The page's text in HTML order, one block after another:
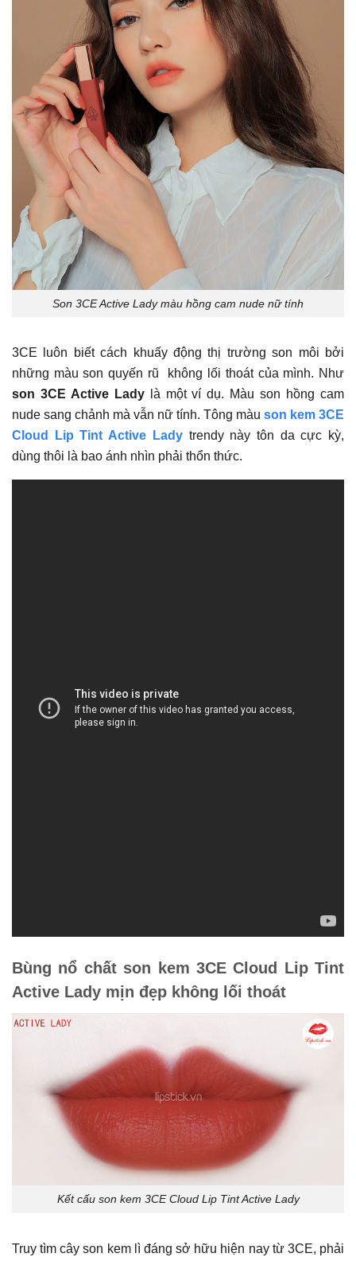
Son 3CE Active Lady màu hồng cam nude nữ tính
3CE luôn biết cách khuấy động thị trường son môi bởi
những màu son quyến rũ không lối thoát của mình. Như
son 3CE Active Lady
là một ví dụ. Màu son hồng cam
nude sang chảnh mà vẫn nữ tính. Tông màu son kem 3CE
Cloud Lip Tint Active Ladytrendy này tôn da cực kỳ,
dùng thôi là bao ánh nhìn phải thổn thức.
Bùng nổ chất son kem 3CE Cloud Lip Tint
Active Lady mịn đẹp không lối thoát
Kết cấu son kem 3CE Cloud Lip Tint Active Lady
Truy tìm cây son kem lì đáng sở hữu hiện nay từ 3CE, phải